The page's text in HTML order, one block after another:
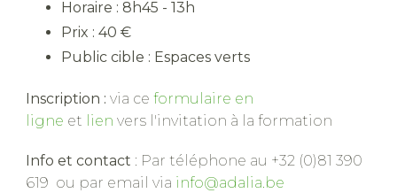
Horaire : 8h45 - 13h
Prix : 40 €
Public cible : Espaces verts
Inscription : via ce formulaire en
ligne et lien vers l'invitation à la formation
Info et contact : Par téléphone au +32 (0)81 390
619 ou par email via info@adalia.be